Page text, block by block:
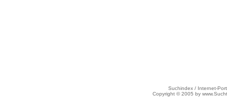
Suchindex / Internet-
Copyright © 2005 by